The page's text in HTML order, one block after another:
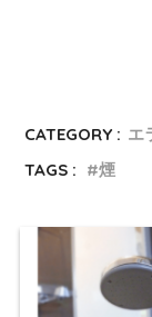
CATEGORY : エ
TAGS :
煙